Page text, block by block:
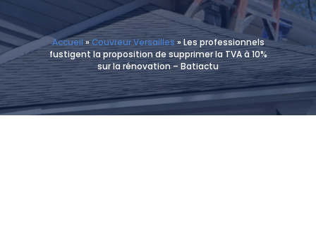
Accueil» Couvreur Versailles»Les professionnels
fustigent la proposition de supprimer la TVA à 10%
sur la rénovation – Batiactu